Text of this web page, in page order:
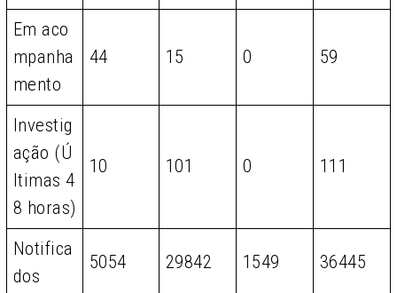
Em aco
mpanha
mento
44 15 0 59
Investig
ação (Ú
ltimas 4
8 horas)
10 101 0 111
Notifica
dos
5054 29842 1549 36445